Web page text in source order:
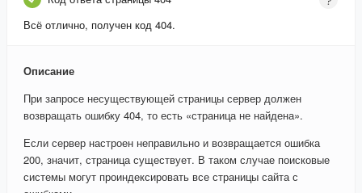
Всё отлично, получен код 404.
Описание
При запросе несуществующей страницы сервер должен
возвращать ошибку 404, то есть «страница не найдена».
Если сервер настроен неправильно и возвращается ошибка
200, значит, страница существует. В таком случае поисковые
системы могут проиндексировать все страницы сайта с